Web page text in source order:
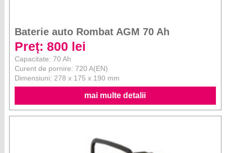
Baterie auto Rombat AGM 70 Ah
Preț: 800 lei
Capacitate: 70 Ah
Curent de pornire: 720 A(EN)
Dimensiuni: 278 x 175 x 190 mm
mai multe detalii